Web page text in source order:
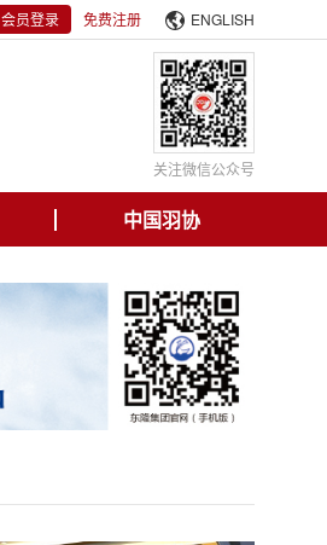
会员登录 免费注册 ENGLISH
关注微信公众号
中国羽协